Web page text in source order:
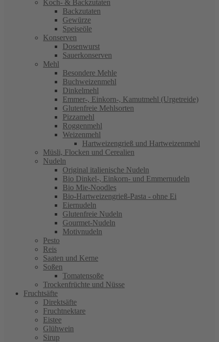
Koch- & Backzutaten
Backzutaten
Gewürze
Speiseöle
Konserven
Dosenwurst
Sauerkonserven
Mehl
Besondere Mehle
Buchweizenmehl
Dinkelmehl
Emmer-, Einkorn-, Kamutmehl (Urgetreide)
Glutenfreie Mehlsorten
Pizzamehl
Roggenmehl
Weizenmehl
Hartweizengrieß und Hartweizenmehl
Müsli, Flocken und Cerealien
Nudeln
Original italienische Nudeln
Bio Dinkel-, Einkorn- und Emmernudeln
Bio Mie-Noodles
Bio-Hartweizengrieß-Pasta - ohne Ei
Eiernudeln
Glutenfreie Nudeln
Gourmet-Nudeln
Motivnudeln
Pesto
Reis
Saaten und Kerne
Soßen
Tomatensoße
Trockenfrüchte und Nüsse
Fruchtsäfte
Direktsäfte
Fruchtnektare
Eistee
Glühwein
Sirup